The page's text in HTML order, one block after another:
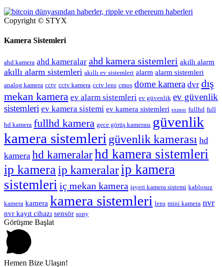
Copyright © STYX
Kamera Sistemleri
ahd kamera ahd kameralar ahd kamera sistemleri akıllı alarm
akıllı alarm sistemleri akıllı ev sistemleri alarm alarm sistemleri
analog kamera cctv cctv kamera cctv lens cmos dome kamera dvr dış
mekan kamera ev alarm sistemleri ev güvenlik ev güvenlik
sistemleri ev kamera sistemi ev kamera sistemleri exmor fullhd full
hd kamera fullhd kamera gece görüş kamerası güvenlik
kamera sistemleri güvenlik kamerası hd
kamera hd kameralarhd kamera sistemleri
ip kameraip kameralarip kamera
sistemleri iç mekan kamera işyeri kamera sistemi kablosuz
kamera kamera kamera sistemleri lens mini kamera nvr
nvr kayıt cihazı sensör sony
Görüşme Başlat
Hemen Bize Ulaşın!